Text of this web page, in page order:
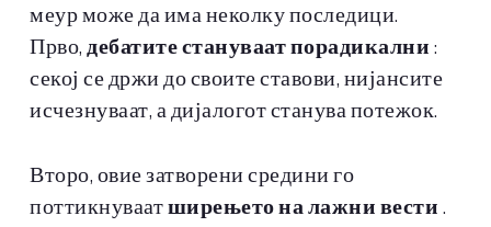
меур може да има неколку последици.
Прво,дебатите стануваат порадикални :
секој се држи до своите ставови, нијансите
исчезнуваат, а дијалогот станува потежок.
Второ, овие затворени средини го
поттикнуваат ширењето на лажни вести .